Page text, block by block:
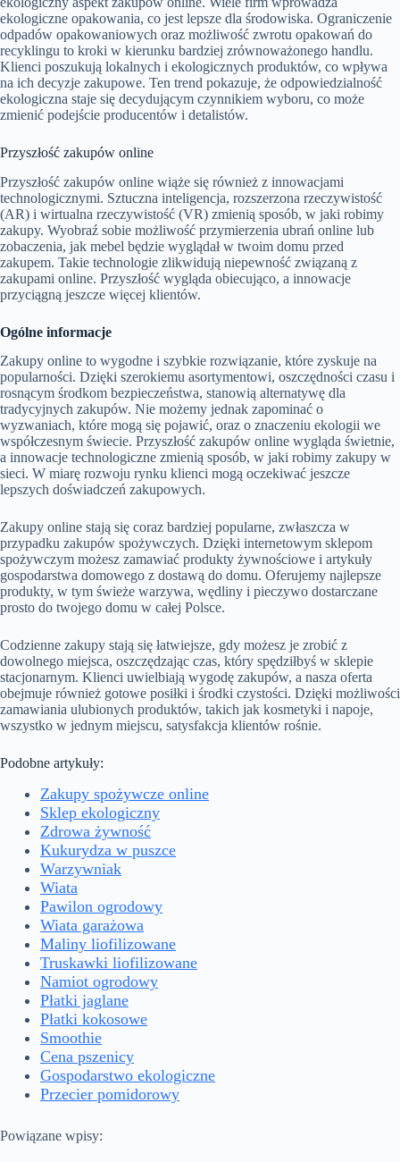
ekologiczne opakowania, co jest lepsze dla środowiska. Ograniczenie
odpadów opakowaniowych oraz możliwość zwrotu opakowań do
recyklingu to kroki w kierunku bardziej zrównoważonego handlu.
Klienci poszukują lokalnych i ekologicznych produktów, co wpływa
na ich decyzje zakupowe. Ten trend pokazuje, że odpowiedzialność
ekologiczna staje się decydującym czynnikiem wyboru, co może
zmienić podejście producentów i detalistów.
Przyszłość zakupów online
Przyszłość zakupów online wiąże się również z innowacjami
technologicznymi. Sztuczna inteligencja, rozszerzona rzeczywistość
(AR) i wirtualna rzeczywistość (VR) zmienią sposób, w jaki robimy
zakupy. Wyobraź sobie możliwość przymierzenia ubrań online lub
zobaczenia, jak mebel będzie wyglądał w twoim domu przed
zakupem. Takie technologie zlikwidują niepewność związaną z
zakupami online. Przyszłość wygląda obiecująco, a innowacje
przyciągną jeszcze więcej klientów.
Ogólne informacje
Zakupy online to wygodne i szybkie rozwiązanie, które zyskuje na
popularności. Dzięki szerokiemu asortymentowi, oszczędności czasu i
rosnącym środkom bezpieczeństwa, stanowią alternatywę dla
tradycyjnych zakupów. Nie możemy jednak zapominać o
wyzwaniach, które mogą się pojawić, oraz o znaczeniu ekologii we
współczesnym świecie. Przyszłość zakupów online wygląda świetnie,
a innowacje technologiczne zmienią sposób, w jaki robimy zakupy w
sieci. W miarę rozwoju rynku klienci mogą oczekiwać jeszcze
lepszych doświadczeń zakupowych.
Zakupy online stają się coraz bardziej popularne, zwłaszcza w
przypadku zakupów spożywczych. Dzięki internetowym sklepom
spożywczym możesz zamawiać produkty żywnościowe i artykuły
gospodarstwa domowego z dostawą do domu. Oferujemy najlepsze
produkty, w tym świeże warzywa, wędliny i pieczywo dostarczane
prosto do twojego domu w całej Polsce.
Codzienne zakupy stają się łatwiejsze, gdy możesz je zrobić z
dowolnego miejsca, oszczędzając czas, który spędziłbyś w sklepie
stacjonarnym. Klienci uwielbiają wygodę zakupów, a nasza oferta
obejmuje również gotowe posiłki i środki czystości. Dzięki możliwości
zamawiania ulubionych produktów, takich jak kosmetyki i napoje,
wszystko w jednym miejscu, satysfakcja klientów rośnie.
Podobne artykuły:
Zakupy spożywcze online
Sklep ekologiczny
Zdrowa żywność
Kukurydza w puszce
Warzywniak
Wiata
Pawilon ogrodowy
Wiata garażowa
Maliny liofilizowane
Truskawki liofilizowane
Namiot ogrodowy
Płatki jaglane
Płatki kokosowe
Smoothie
Cena pszenicy
Gospodarstwo ekologiczne
Przecier pomidorowy
Powiązane wpisy: